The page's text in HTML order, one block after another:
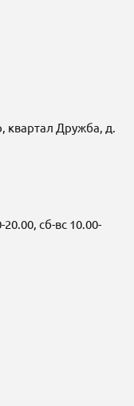
квартал Дружба, д.
сб-вс 10.00-